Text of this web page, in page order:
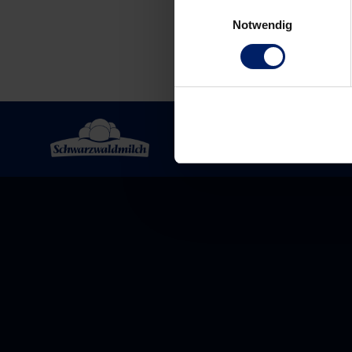
Notwendig